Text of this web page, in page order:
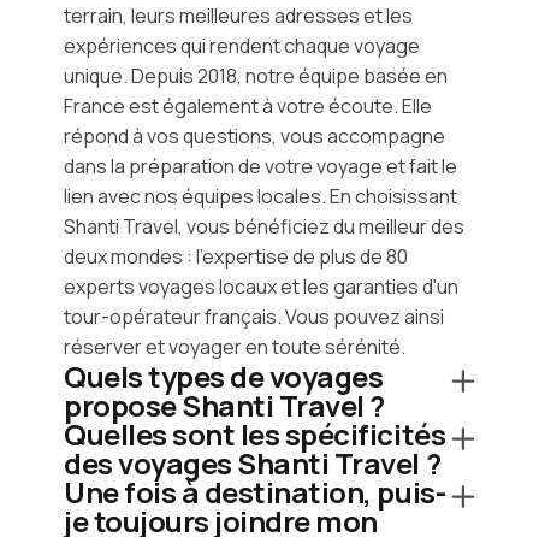
terrain, leurs meilleures adresses et les
expériences qui rendent chaque voyage
unique. Depuis 2018, notre équipe basée en
France est également à votre écoute. Elle
répond à vos questions, vous accompagne
dans la préparation de votre voyage et fait le
lien avec nos équipes locales. En choisissant
Shanti Travel, vous bénéficiez du meilleur des
deux mondes : l'expertise de plus de 80
experts voyages locaux et les garanties d'un
tour-opérateur français. Vous pouvez ainsi
réserver et voyager en toute sérénité.
Quels types de voyages
propose Shanti Travel ?
Quelles sont les spécificités
des voyages Shanti Travel ?
Une fois à destination, puis-
je toujours joindre mon